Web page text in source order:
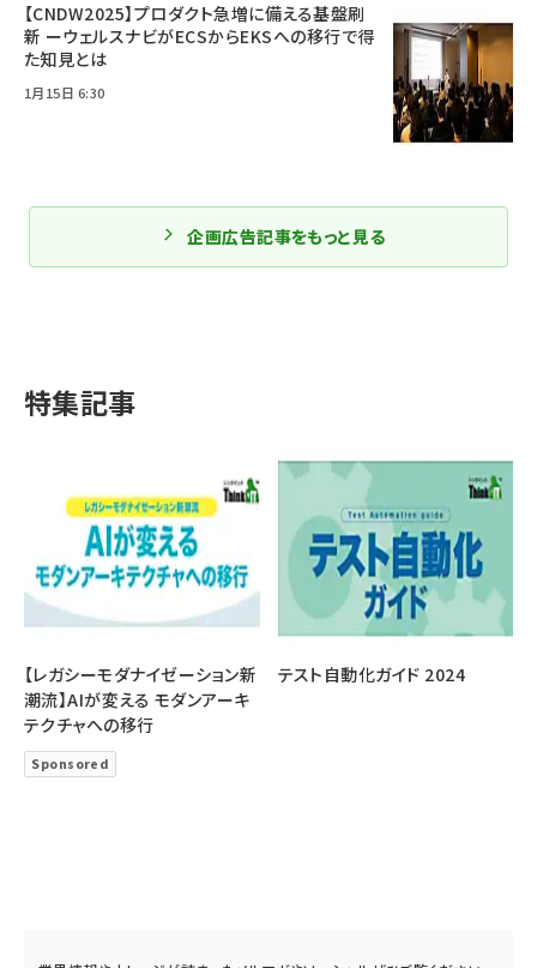
【CNDW2025】プロダクト急増に備える基盤刷
新 ーウェルスナビがECSからEKSへの移行で得
た知見とは
1月15日 6:30
企画広告記事をもっと見る
特集記事
【レガシーモダナイゼーション新
潮流】AIが変える モダンアーキ
テクチャへの移行
Sponsored
テスト自動化ガイド 2024